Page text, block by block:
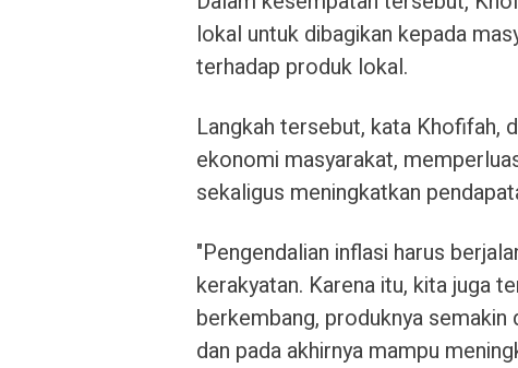
lokal untuk dibagikan kepada
terhadap produk lokal.
Langkah tersebut, kata Khofifah,
ekonomi masyarakat,
sekaligus meningkatkan
"Pengendalian inflasi harus
kerakyatan. Karena itu, kita juga
berkembang, produknya semakin
dan pada akhirnya mampu